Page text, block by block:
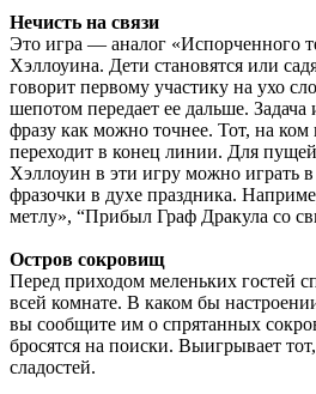
Нечисть на связи
Это игра — аналог «Испорченного
Хэллоуина. Дети становятся или
говорит первому участику на ухо
шепотом передает ее дальше.
фразу как можно точнее. Тот, на ком
переходит в конец линии. Для
Хэллоуин в эти игру можно играть в
фразочки в духе праздника.
метлу», “Прибыл Граф Дракула со
Остров сокровищ
Перед приходом меленьких гостей
всей комнате. В каком бы
вы сообщите им о спрятанных
бросятся на поиски. Выигрывает
сладостей.